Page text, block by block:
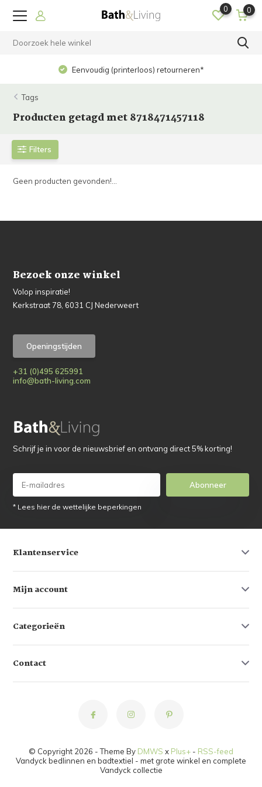
0 0
Eenvoudig (printerloos) retourneren*
Tags
Producten getagd met 8718471457118
Filters
Geen producten gevonden!...
Bezoek onze winkel
Volop inspiratie!
Kerkstraat 78, 6031 CJ Nederweert
Openingstijden
+31 (0)495 625991
info@bath-living.com
Schrijf je in voor de nieuwsbrief en ontvang direct 5% korting!
Abonneer
* Lees hier de wettelijke beperkingen
Klantenservice
Mijn account
Categorieën
Contact
© Copyright 2026 - Theme By DMWS x Plus+ - RSS-feed
Vandyck bedlinnen en badtextiel - met grote winkel en complete
Vandyck collectie